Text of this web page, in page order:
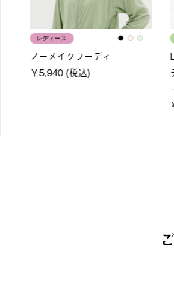
レディース
ノーメイクフーディ
￥5,940 (税込)